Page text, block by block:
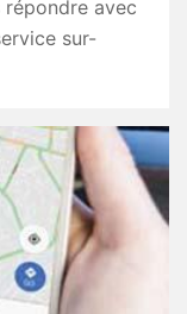
avec
sur-